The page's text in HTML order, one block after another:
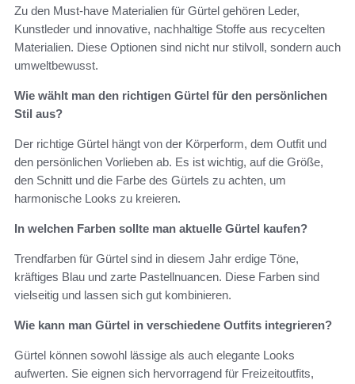
Zu den Must-have Materialien für Gürtel gehören Leder,
Kunstleder und innovative, nachhaltige Stoffe aus recycelten
Materialien. Diese Optionen sind nicht nur stilvoll, sondern auch
umweltbewusst.
Wie wählt man den richtigen Gürtel für den persönlichen
Stil aus?
Der richtige Gürtel hängt von der Körperform, dem Outfit und
den persönlichen Vorlieben ab. Es ist wichtig, auf die Größe,
den Schnitt und die Farbe des Gürtels zu achten, um
harmonische Looks zu kreieren.
In welchen Farben sollte man aktuelle Gürtel kaufen?
Trendfarben für Gürtel sind in diesem Jahr erdige Töne,
kräftiges Blau und zarte Pastellnuancen. Diese Farben sind
vielseitig und lassen sich gut kombinieren.
Wie kann man Gürtel in verschiedene Outfits integrieren?
Gürtel können sowohl lässige als auch elegante Looks
aufwerten. Sie eignen sich hervorragend für Freizeitoutfits,